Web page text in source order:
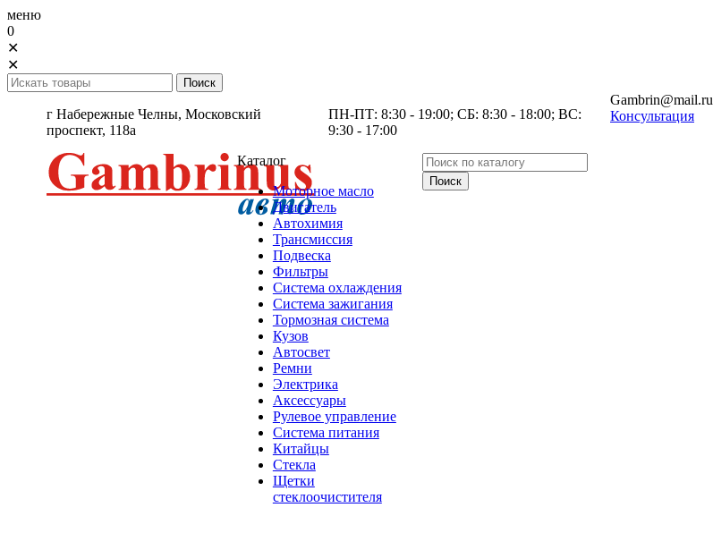
меню
0
✕
✕
г Набережные Челны, Московский
проспект, 118а
ПН-ПТ: 8:30 - 19:00; СБ: 8:30 - 18:00; ВС:
9:30 - 17:00
Gambrin@mail.ru
Консультация
Каталог
Моторное масло
Двигатель
Автохимия
Трансмиссия
Подвеска
Фильтры
Система охлаждения
Система зажигания
Тормозная система
Кузов
Автосвет
Ремни
Электрика
Аксессуары
Рулевое управление
Система питания
Китайцы
Стекла
Щетки
стеклоочистителя